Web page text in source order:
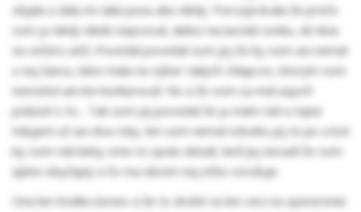
objala a dala mi takú pusu ako nikdy. Porozprávala že prečo
som ju nikdy nikde nepozval, alebo nezavolal vonku, do kina
na večeru atď...Povedal povedal som jej že by som asi nemal
u nej šancu, lebo mala na výber takých chlapcov, ktorým som
nemohol ani len konkurovať. No a že som sa mal aspoň
pokúsiť o to... Tak som jej povedal že ju mám rád a tajne
milujem už asi dva roky, len som nemal odvahu jej to po a bol
by som rád keby sme to spolu skúsili, keď jej nevadí že som
úplne obyčajný a čo ma okrem nej ešte vzrušuje.
Ona len hodila úsmev a že to druhé sú len veci na spestrenie